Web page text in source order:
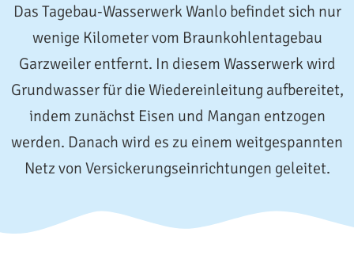
Das Tagebau-Wasserwerk Wanlo befindet sich nur
wenige Kilometer vom Braunkohlentagebau
Garzweiler entfernt. In diesem Wasserwerk wird
Grundwasser für die Wiedereinleitung aufbereitet,
indem zunächst Eisen und Mangan entzogen
werden. Danach wird es zu einem weitgespannten
Netz von Versickerungseinrichtungen geleitet.